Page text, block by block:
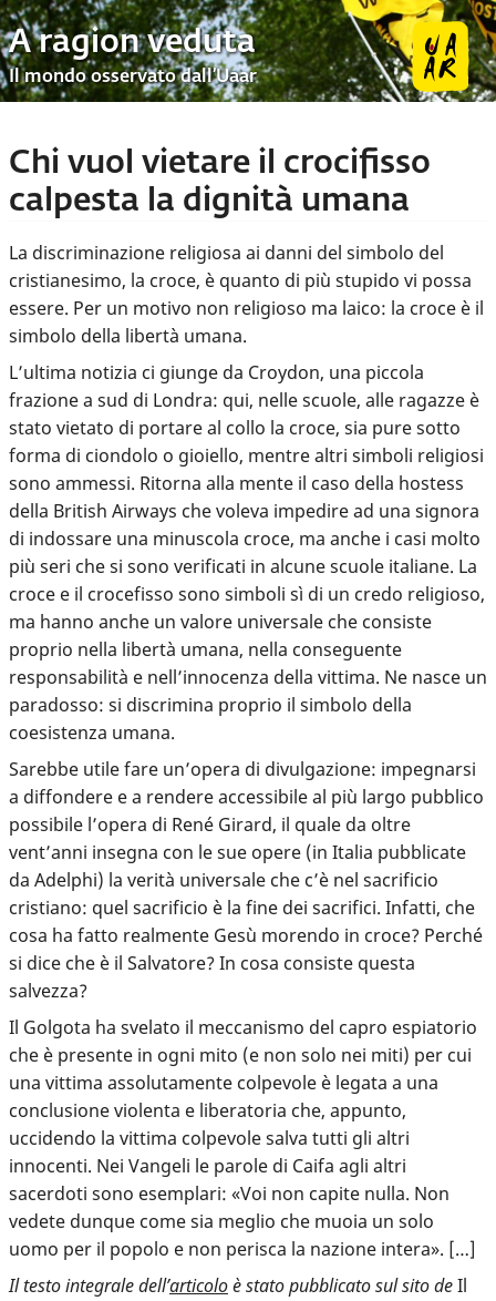
A ragion veduta
Il mondo osservato dall’Uaar
Chi vuol vietare il crocifisso
calpesta la dignità umana
La discriminazione religiosa ai danni del simbolo del
cristianesimo, la croce, è quanto di più stupido vi possa
essere. Per un motivo non religioso ma laico: la croce è il
simbolo della libertà umana.
L’ultima notizia ci giunge da Croydon, una piccola
frazione a sud di Londra: qui, nelle scuole, alle ragazze è
stato vietato di portare al collo la croce, sia pure sotto
forma di ciondolo o gioiello, mentre altri simboli religiosi
sono ammessi. Ritorna alla mente il caso della hostess
della British Airways che voleva impedire ad una signora
di indossare una minuscola croce, ma anche i casi molto
più seri che si sono verificati in alcune scuole italiane. La
croce e il crocefisso sono simboli sì di un credo religioso,
ma hanno anche un valore universale che consiste
proprio nella libertà umana, nella conseguente
responsabilità e nell’innocenza della vittima. Ne nasce un
paradosso: si discrimina proprio il simbolo della
coesistenza umana.
Sarebbe utile fare un’opera di divulgazione: impegnarsi
a diffondere e a rendere accessibile al più largo pubblico
possibile l’opera di René Girard, il quale da oltre
vent’anni insegna con le sue opere (in Italia pubblicate
da Adelphi) la verità universale che c’è nel sacrificio
cristiano: quel sacrificio è la fine dei sacrifici. Infatti, che
cosa ha fatto realmente Gesù morendo in croce? Perché
si dice che è il Salvatore? In cosa consiste questa
salvezza?
Il Golgota ha svelato il meccanismo del capro espiatorio
che è presente in ogni mito (e non solo nei miti) per cui
una vittima assolutamente colpevole è legata a una
conclusione violenta e liberatoria che, appunto,
uccidendo la vittima colpevole salva tutti gli altri
innocenti. Nei Vangeli le parole di Caifa agli altri
sacerdoti sono esemplari: «Voi non capite nulla. Non
vedete dunque come sia meglio che muoia un solo
uomo per il popolo e non perisca la nazione intera». […]
Il testo integrale dell’articoloè stato pubblicato sul sito deIl